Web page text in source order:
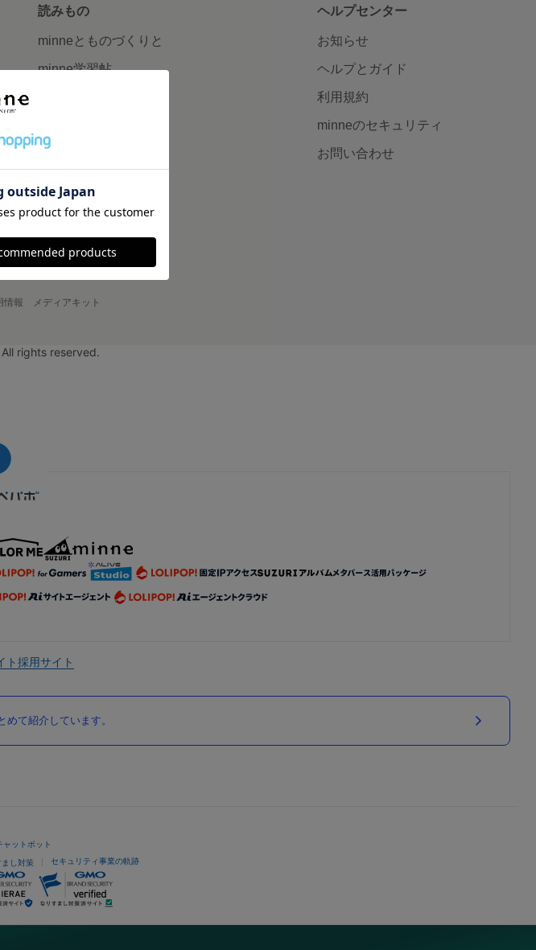
読みもの
minneとものづくりと
minne学習帖
広告出稿について
ヘルプセンター
お知らせ
ヘルプとガイド
利用規約
minneのセキュリティ
お問い合わせ
情報 メディアキット
rights reserved.
ト採用サイト
て紹介しています。
ットボット
し対策 セキュリティ事業の軌跡